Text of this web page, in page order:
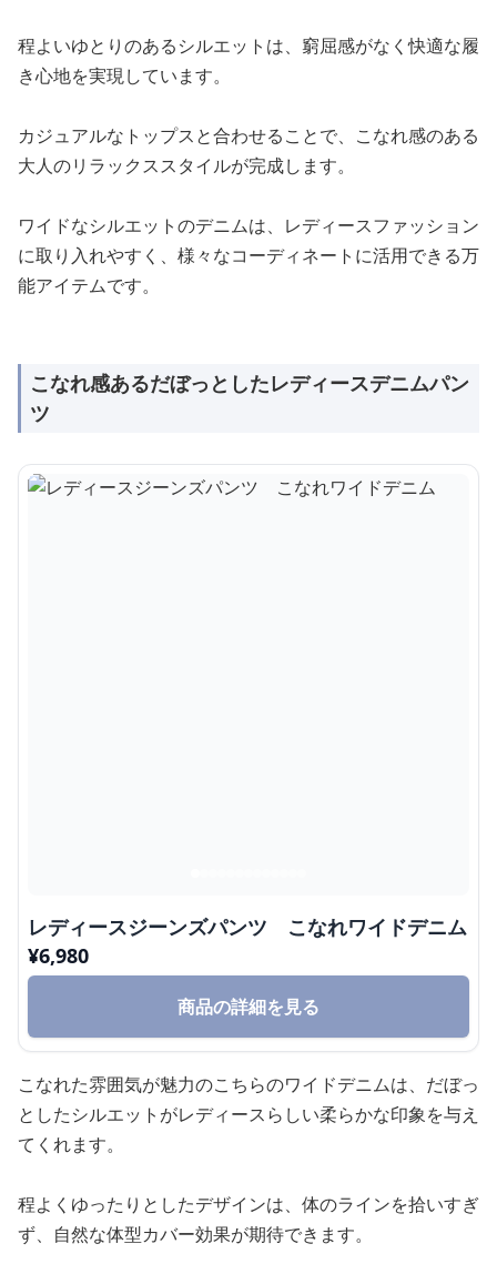
程よいゆとりのあるシルエットは、窮屈感がなく快適な履
き心地を実現しています。
カジュアルなトップスと合わせることで、こなれ感のある
大人のリラックススタイルが完成します。
ワイドなシルエットのデニムは、レディースファッション
に取り入れやすく、様々なコーディネートに活用できる万
能アイテムです。
こなれ感あるだぼっとしたレディースデニムパン
ツ
レディースジーンズパンツ こなれワイドデニム
¥6,980
商品の詳細を見る
こなれた雰囲気が魅力のこちらのワイドデニムは、だぼっ
としたシルエットがレディースらしい柔らかな印象を与え
てくれます。
程よくゆったりとしたデザインは、体のラインを拾いすぎ
ず、自然な体型カバー効果が期待できます。